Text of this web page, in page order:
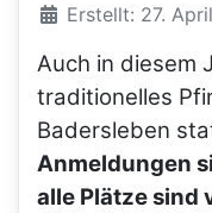
DetailsErstellt: 27.
Auch in diesem
traditionelles
Badersleben
Anmeldungen
alle Plätze sind